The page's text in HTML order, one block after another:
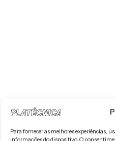
Para fornecer as melhores experiências,
informações do dispositivo. O